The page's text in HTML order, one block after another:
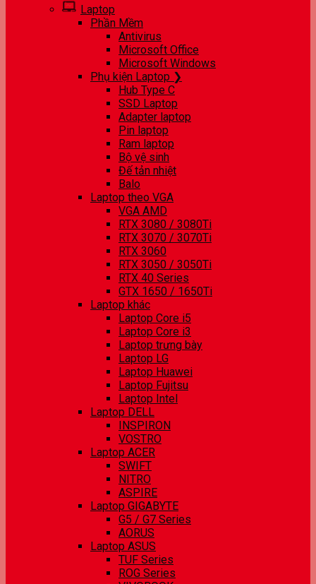
Laptop
Phần Mềm
Antivirus
Microsoft Office
Microsoft Windows
Phụ kiện Laptop ❯
Hub Type C
SSD Laptop
Adapter laptop
Pin laptop
Ram laptop
Bộ vệ sinh
Đế tản nhiệt
Balo
Laptop theo VGA
VGA AMD
RTX 3080 / 3080Ti
RTX 3070 / 3070Ti
RTX 3060
RTX 3050 / 3050Ti
RTX 40 Series
GTX 1650 / 1650Ti
Laptop khác
Laptop Core i5
Laptop Core i3
Laptop trưng bày
Laptop LG
Laptop Huawei
Laptop Fujitsu
Laptop Intel
Laptop DELL
INSPIRON
VOSTRO
Laptop ACER
SWIFT
NITRO
ASPIRE
Laptop GIGABYTE
G5 / G7 Series
AORUS
Laptop ASUS
TUF Series
ROG Series